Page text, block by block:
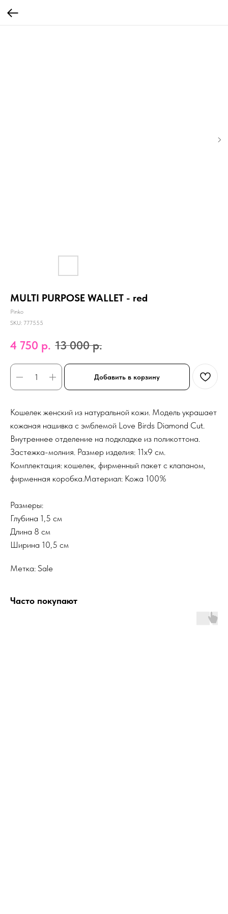
MULTI PURPOSE WALLET - red
Pinko
SKU: 777555
4 750 р. 13 000 р.
Добавить в корзину
Кошелек женский из натуральной кожи. Модель украшает
кожаная нашивка с эмблемой Love Birds Diamond Cut.
Внутреннее отделение на подкладке из поликоттона.
Застежка-молния. Размер изделия: 11х9 см.
Комплектация: кошелек, фирменный пакет с клапаном,
фирменная коробка.Материал: Кожа 100%
Размеры:
Глубина 1,5 см
Длина 8 см
Ширина 10,5 см
Метка: Sale
Часто покупают